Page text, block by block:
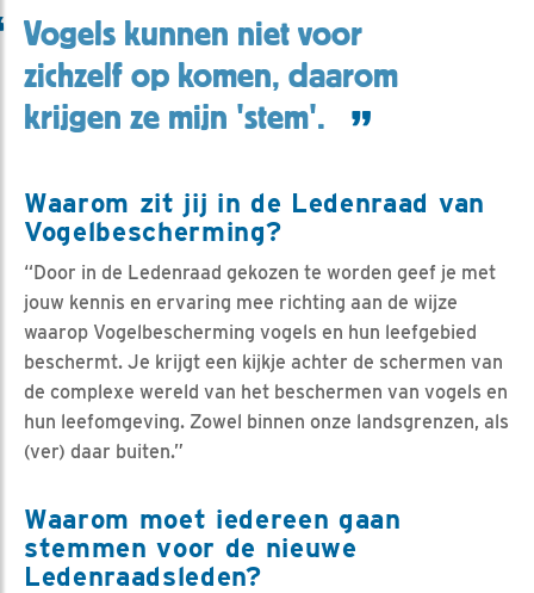
Vogels kunnen niet voor
zichzelf op komen, daarom
krijgen ze mijn 'stem'.
Waarom zit jij in de Ledenraad van
Vogelbescherming?
“Door in de Ledenraad gekozen te worden geef je met
jouw kennis en ervaring mee richting aan de wijze
waarop Vogelbescherming vogels en hun leefgebied
beschermt. Je krijgt een kijkje achter de schermen van
de complexe wereld van het beschermen van vogels en
hun leefomgeving. Zowel binnen onze landsgrenzen, als
(ver) daar buiten.”
Waarom moet iedereen gaan
stemmen voor de nieuwe
Ledenraadsleden?